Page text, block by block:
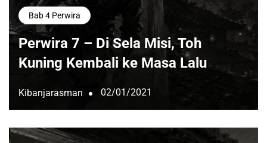
Bab 4 Perwira
Perwira 7 – Di Sela Misi, Toh
Kuning Kembali ke Masa Lalu
Kibanjarasman 02/01/2021